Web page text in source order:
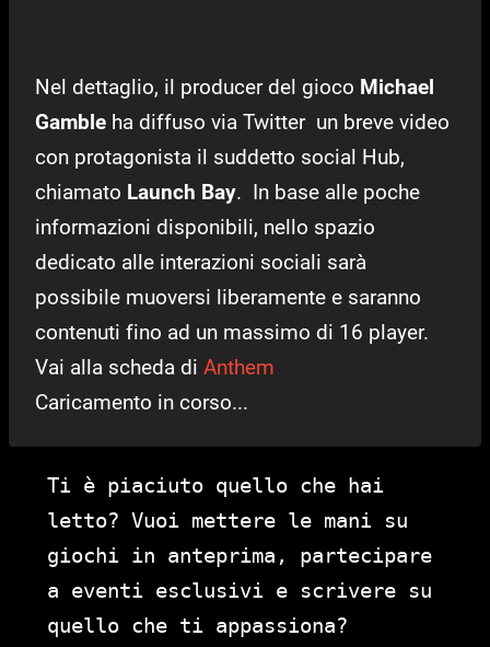
Nel dettaglio, il producer del gioco Michael
Gamble ha diffuso via Twitter un breve video
con protagonista il suddetto social Hub,
chiamato Launch Bay. In base alle poche
informazioni disponibili, nello spazio
dedicato alle interazioni sociali sarà
possibile muoversi liberamente e saranno
contenuti fino ad un massimo di 16 player.
Vai alla scheda di Anthem
Caricamento in corso...
Ti è piaciuto quello che hai
letto? Vuoi mettere le mani su
giochi in anteprima, partecipare
a eventi esclusivi e scrivere su
quello che ti appassiona?